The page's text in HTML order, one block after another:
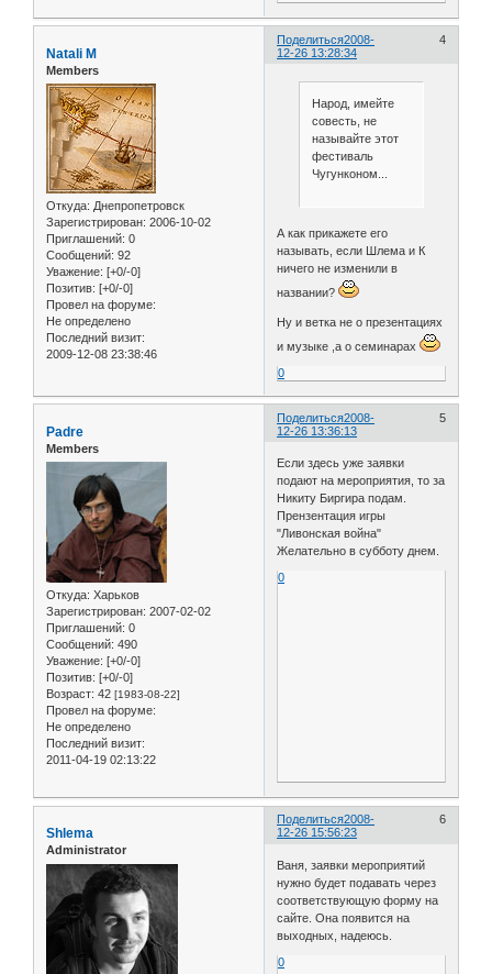
Поделиться 4
2008-
12-26 13:28:34
Natali M
Members
Откуда: Днепропетровск
Зарегистрирован: 2006-10-02
Приглашений: 0
Сообщений: 92
Уважение: [+0/-0]
Позитив: [+0/-0]
Провел на форуме:
Не определено
Последний визит:
2009-12-08 23:38:46
Народ, имейте
совесть, не
называйте этот
фестиваль
Чугунконом...
А как прикажете его
называть, если Шлема и К
ничего не изменили в
названии?
Ну и ветка не о презентациях
и музыке ,а о семинарах
0
Поделиться 5
2008-
12-26 13:36:13
Padre
Members
Откуда: Харьков
Зарегистрирован: 2007-02-02
Приглашений: 0
Сообщений: 490
Уважение: [+0/-0]
Позитив: [+0/-0]
Возраст: 42 [1983-08-22]
Провел на форуме:
Не определено
Последний визит:
2011-04-19 02:13:22
Если здесь уже заявки
подают на мероприятия, то за
Никиту Биргира подам.
Прензентация игры
"Ливонская война"
Желательно в субботу днем.
0
Поделиться 6
2008-
12-26 15:56:23
Shlema
Administrator
Ваня, заявки мероприятий
нужно будет подавать через
соответствующую форму на
сайте. Она появится на
выходных, надеюсь.
0